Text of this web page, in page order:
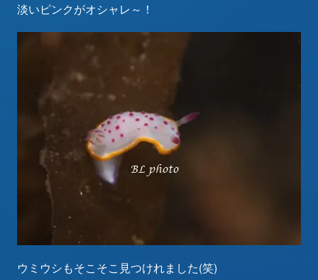
淡いピンクがオシャレ～！
ウミウシもそこそこ見つけれました(笑)